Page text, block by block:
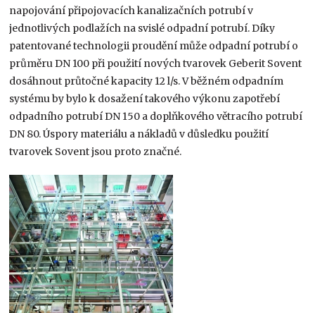
napojování připojovacích kanalizačních potrubí v
jednotlivých podlažích na svislé odpadní potrubí. Díky
patentované technologii proudění může odpadní potrubí o
průměru DN 100 při použití nových tvarovek Geberit Sovent
dosáhnout průtočné kapacity 12 l/s. V běžném odpadním
systému by bylo k dosažení takového výkonu zapotřebí
odpadního potrubí DN 150 a doplňkového větracího potrubí
DN 80. Úspory materiálu a nákladů v důsledku použití
tvarovek Sovent jsou proto značné.